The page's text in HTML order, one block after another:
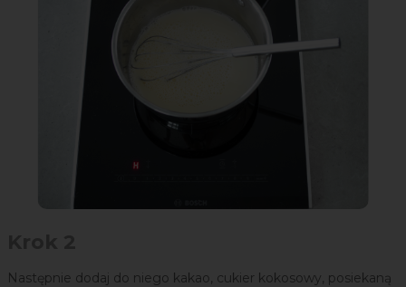
Następnie dodaj do niego kakao, cukier kokosowy, posiekaną